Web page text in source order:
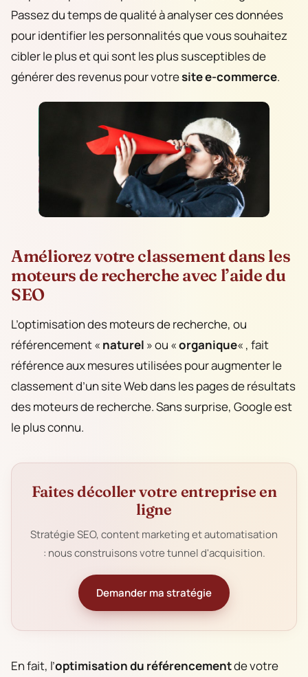
Passez du temps de qualité à analyser ces données
pour identifier les personnalités que vous souhaitez
cibler le plus et qui sont les plus susceptibles de
générer des revenus pour votresite e-commerce.
Améliorez votre classement dans les
moteurs de recherche avec l’aide du
SEO
L’optimisation des moteurs de recherche, ou
référencement « naturel » ou «organique« , fait
référence aux mesures utilisées pour augmenter le
classement d’un site Web dans les pages de résultats
des moteurs de recherche. Sans surprise, Google est
le plus connu.
Faites décoller votre entreprise en
ligne
Stratégie SEO, content marketing et automatisation
: nous construisons votre tunnel d'acquisition.
Demander ma stratégie
En fait, l’optimisation du référencementde votre